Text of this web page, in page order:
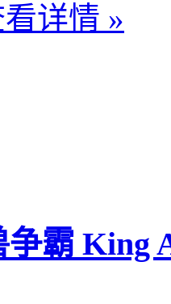
详情 »
霸 King